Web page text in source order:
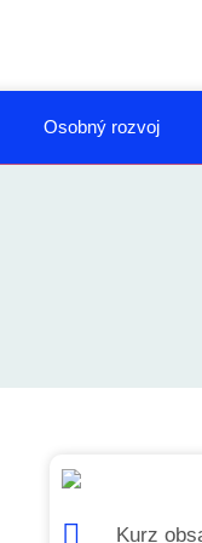
Osobný rozvoj
Kurz